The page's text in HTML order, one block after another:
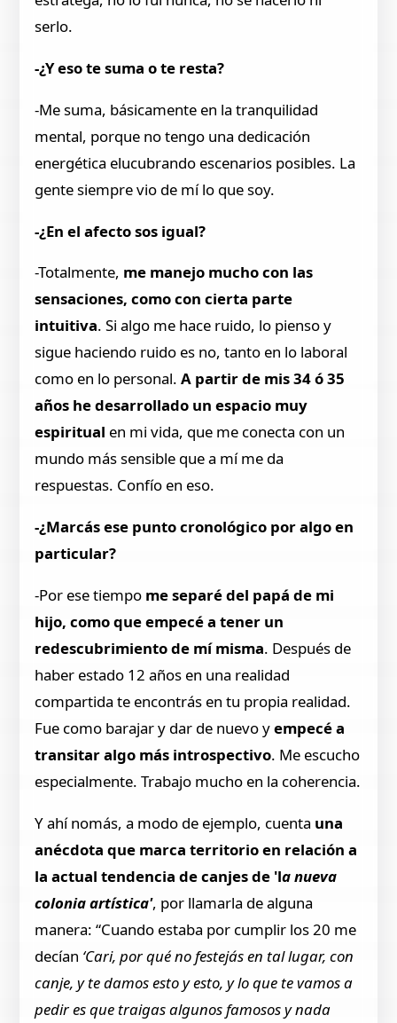
serlo.
-¿Y eso te suma o te resta?
-Me suma, básicamente en la tranquilidad
mental, porque no tengo una dedicación
energética elucubrando escenarios posibles. La
gente siempre vio de mí lo que soy.
-¿En el afecto sos igual?
-Totalmente, me manejo mucho con las
sensaciones, como con cierta parte
intuitiva. Si algo me hace ruido, lo pienso y
sigue haciendo ruido es no, tanto en lo laboral
como en lo personal.A partir de mis 34 ó 35
años he desarrollado un espacio muy
espiritual en mi vida, que me conecta con un
mundo más sensible que a mí me da
respuestas. Confío en eso.
-¿Marcás ese punto cronológico por algo en
particular?
-Por ese tiempo me separé del papá de mi
hijo, como que empecé a tener un
redescubrimiento de mí misma. Después de
haber estado 12 años en una realidad
compartida te encontrás en tu propia realidad.
Fue como barajar y dar de nuevo yempecé a
transitar algo más introspectivo. Me escucho
especialmente. Trabajo mucho en la coherencia.
Y ahí nomás, a modo de ejemplo, cuenta una
anécdota que marca territorio en relación a
la actual tendencia de canjes de 'la nueva
colonia artística', por llamarla de alguna
manera: “Cuando estaba por cumplir los 20 me
decían ‘Cari, por qué no festejás en tal lugar, con
canje, y te damos esto y esto, y lo que te vamos a
pedir es que traigas algunos famosos y nada